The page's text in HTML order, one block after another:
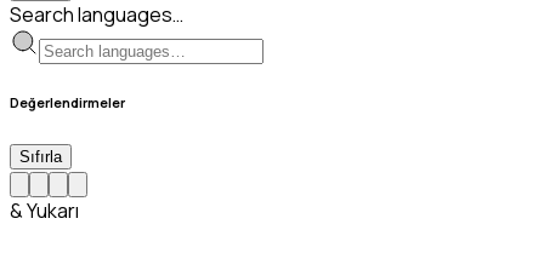
Search languages…
Değerlendirmeler
Sıfırla
& Yukarı